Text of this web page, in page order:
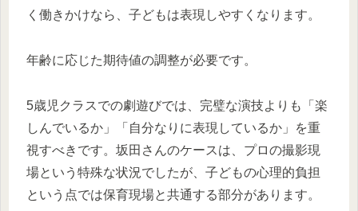
く働きかけなら、子どもは表現しやすくなります。
年齢に応じた期待値の調整が必要です。
5歳児クラスでの劇遊びでは、完璧な演技よりも「楽
しんでいるか」「自分なりに表現しているか」を重
視すべきです。坂田さんのケースは、プロの撮影現
場という特殊な状況でしたが、子どもの心理的負担
という点では保育現場と共通する部分があります。